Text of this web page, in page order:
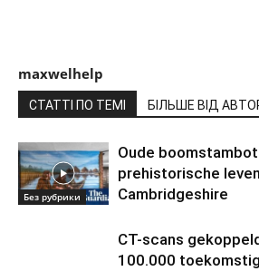
maxwelhelp
СТАТТІ ПО ТЕМІ БІЛЬШЕ ВІД
Без рубрики
Oude
prehistorische
Cambridgeshire
CT-scans
100.000